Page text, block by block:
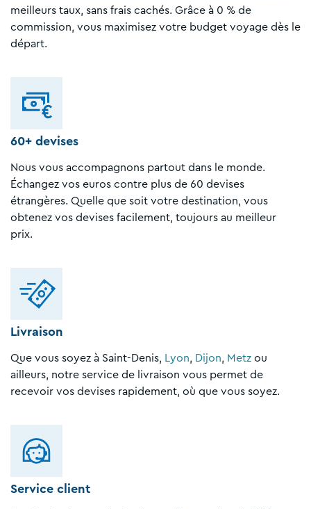
meilleurs taux, sans frais cachés. Grâce à 0 % de
commission, vous maximisez votre budget voyage dès le
départ.
60+ devises
Nous vous accompagnons partout dans le monde.
Échangez vos euros contre plus de 60 devises
étrangères. Quelle que soit votre destination, vous
obtenez vos devises facilement, toujours au meilleur
prix.
Livraison
Que vous soyez à Saint-Denis, Lyon, Dijon, Metz ou
ailleurs, notre service de livraison vous permet de
recevoir vos devises rapidement, où que vous soyez.
Service client